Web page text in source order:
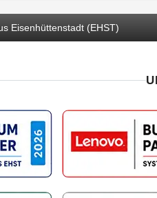
Eisenhüttenstadt (EHST)